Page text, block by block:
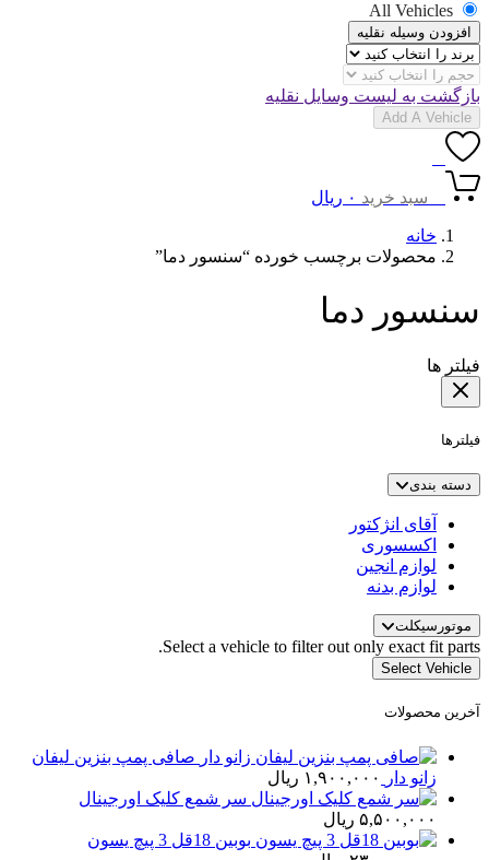
All Vehicles
افزودن وسیله نقلیه
بازگشت به لیست وسایل نقلیه
Add A Vehicle
سبد خرید ۰ ریال
خانه
محصولات برچسب خورده “سنسور دما”
سنسور دما
فیلتر ها
فیلترها
دسته بندی
آقای انژکتور
اکسسوری
لوازم انجین
لوازم بدنه
موتورسیکلت
Select a vehicle to filter out only exact fit parts.
Select Vehicle
آخرین محصولات
صافی پمپ بنزین لیفان
زانو دار
۱,۹۰۰,۰۰۰ ریال
سر شمع کلیک اورجینال
۵,۵۰۰,۰۰۰ ریال
بوبین 18قل 3 پیچ یسون